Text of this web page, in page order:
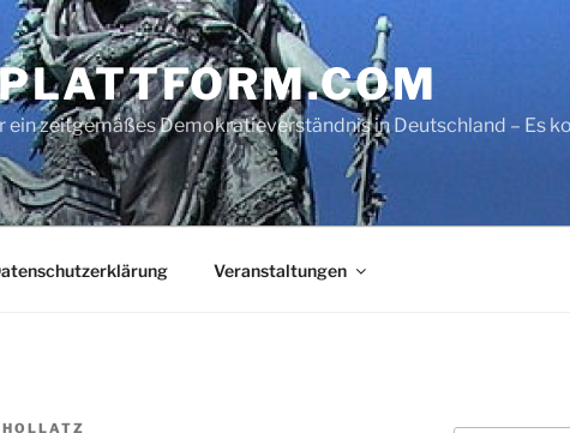
zeitgemäßes Demokratieverständnis in Deutschland – Es
Veranstaltungen